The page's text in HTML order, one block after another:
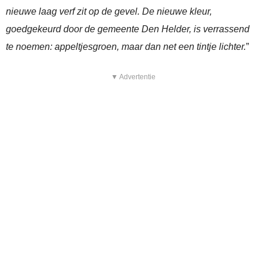
nieuwe laag verf zit op de gevel. De nieuwe kleur,
goedgekeurd door de gemeente Den Helder, is verrassend
te noemen: appeltjesgroen, maar dan net een tintje lichter.”
▼ Advertentie